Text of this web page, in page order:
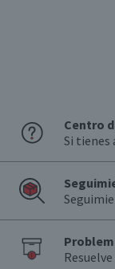
Centro
Si tienes